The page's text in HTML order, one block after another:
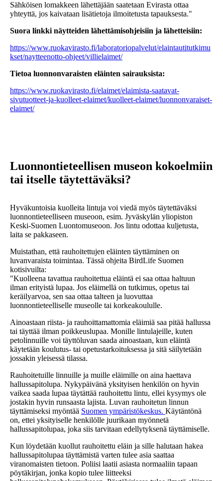
Sähköisen lomakkeen lähettäjään saatetaan Evirasta ottaa
yhteyttä, jos kaivataan lisätietoja ilmoitetusta tapauksesta."
Suora linkki näytteiden lähettämisohjeisiin ja lähetteisiin:
https://www.ruokavirasto.fi/laboratoriopalvelut/elaintautitutkimu
kset/naytteenotto-ohjeet/villielaimet/
Tietoa luonnonvaraisten eläinten sairauksista:
https://www.ruokavirasto.fi/elaimet/elaimista-saatavat-
sivutuotteet-ja-kuolleet-elaimet/kuolleet-elaimet/luonnonvaraiset-
elaimet/
Luonnontieteellisen museon kokoelmiin
tai itselle täytettäväksi?
Hyväkuntoisia kuolleita lintuja voi viedä myös täytettäväksi
luonnontieteelliseen museoon, esim. Jyväskylän yliopiston
Keski-Suomen Luontomuseoon. Jos lintu odottaa kuljetusta,
laita se pakkaseen.
Muistathan, että rauhoitettujen eläinten täyttäminen on
luvanvaraista toimintaa. Tässä ohjeita BirdLife Suomen
kotisivuilta:
"Kuolleena tavattua rauhoitettua eläintä ei saa ottaa haltuun
ilman erityistä lupaa. Jos eläimellä on tutkimus, opetus tai
keräilyarvoa, sen saa ottaa talteen ja luovuttaa
luonnontieteelliselle museolle tai korkeakoululle.
Ainoastaan riista- ja rauhoittamattomia eläimiä saa pitää hallussa
tai täyttää ilman poikkeuslupaa. Monille lintulajeille, kuten
petolinnuille voi täyttöluvan saada ainoastaan, kun eläintä
käytetään koulutus- tai opetustarkoituksessa ja sitä säilytetään
jossakin yleisessä tilassa.
Rauhoitetuille linnuille ja muille eläimille on aina haettava
hallussapitolupa. Nykypäivänä yksityisen henkilön on hyvin
vaikea saada lupaa täytättää rauhoitettu lintu, ellei kysymys ole
jostakin hyvin runsaasta lajista. Luvan rauhoitetun linnun
täyttämiseksi myöntää Suomen ympäristökeskus. Käytäntönä
on, ettei yksityiselle henkilölle juurikaan myönnetä
hallussapitolupaa, joka siis tarvitaan edellytyksenä täyttämiselle.
Kun löydetään kuollut rauhoitettu eläin ja sille halutaan hakea
hallussapitolupaa täyttämistä varten tulee asia saattaa
viranomaisten tietoon. Poliisi laatii asiasta normaaliin tapaan
pöytäkirjan, jonka kopio tulee liitteeksi